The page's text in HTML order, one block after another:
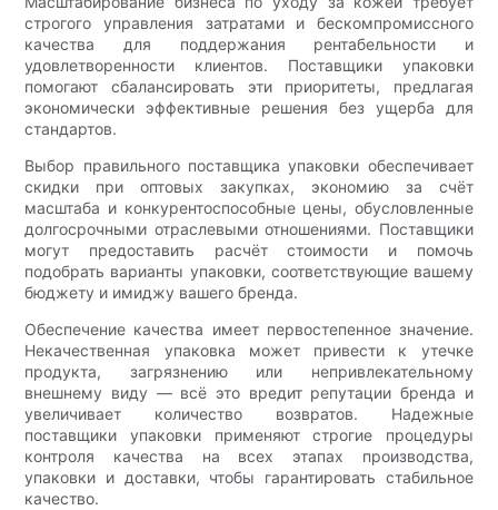
строгого управления затратами и бескомпромиссного
качества для поддержания рентабельности и
удовлетворенности клиентов. Поставщики упаковки
помогают сбалансировать эти приоритеты, предлагая
экономически эффективные решения без ущерба для
стандартов.
Выбор правильного поставщика упаковки обеспечивает
скидки при оптовых закупках, экономию за счёт
масштаба и конкурентоспособные цены, обусловленные
долгосрочными отраслевыми отношениями. Поставщики
могут предоставить расчёт стоимости и помочь
подобрать варианты упаковки, соответствующие вашему
бюджету и имиджу вашего бренда.
Обеспечение качества имеет первостепенное значение.
Некачественная упаковка может привести к утечке
продукта, загрязнению или непривлекательному
внешнему виду — всё это вредит репутации бренда и
увеличивает количество возвратов. Надежные
поставщики упаковки применяют строгие процедуры
контроля качества на всех этапах производства,
упаковки и доставки, чтобы гарантировать стабильное
качество.